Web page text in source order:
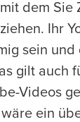
dem Sie
Ihr
sein und
gilt auch
Videos
ein